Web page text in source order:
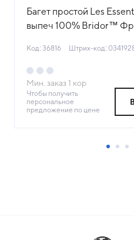
Багет простой Les
выпеч 100% Bridor™
Код: 36816 Штрих-код:
Мин. заказ 1 кор
Чтобы получить
персональное
предложение по цене